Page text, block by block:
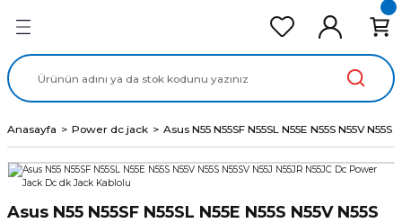
Ekran Panel
Data Kablo
Anasayfa Power dc jack Asus N55 N55SF N55SL N55E N55S N55V
Asus N55 N55SF N55SL N55E N55S N55V N55S